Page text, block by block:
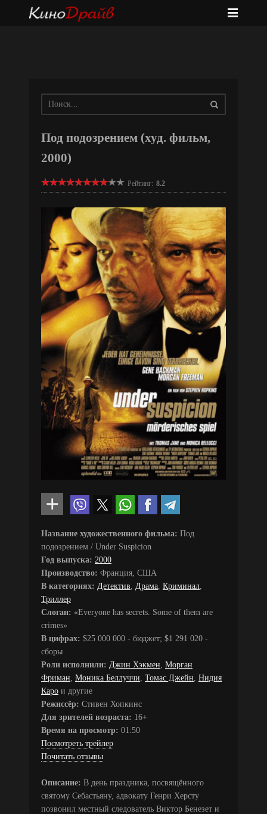
Под подозрением (худ. фильм,
2000)
Рейтинг: 8.2
Название художественного фильма: Под
подозрением / Under Suspicion
Год выпуска: 2000
Производство: Франция, США
В категориях: Детектив Драма Криминал
Триллер
Слоган: «Everyone has secrets. Some of them are
crimes»
В цифрах: $25 000 000 - бюджет; $1 291 020 -
сборы
Роли исполнили: Джин Хэкмен Морган
Фриман Моника Беллуччи Томас Джейн Нидия
Каро и другие
Режиссёр: Стивен Хопкинс
Для зрителей возраста: 16+
Время на просмотр: 01:50
Посмотреть трейлер
Почитать отзывы
Описание: В день праздника, посвящённого
святому Себастьяну, адвокату Генри Херсту
позвонил местный следователь Виктор Бенезет и